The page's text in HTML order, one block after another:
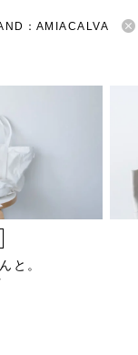
：AMIACALVA
と。